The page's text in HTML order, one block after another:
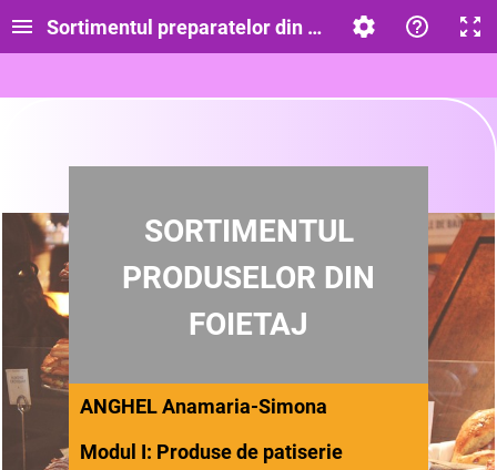
Sortimentul preparatelor din aluat foietaj_XI
SORTIMENTUL
PRODUSELOR DIN
FOIETAJ
ANGHEL Anamaria-Simona
Modul I: Produse de patiserie